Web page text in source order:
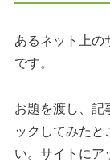
あるネット上の
です。
お題を渡し、記
ックしてみたと
い。サイトにア